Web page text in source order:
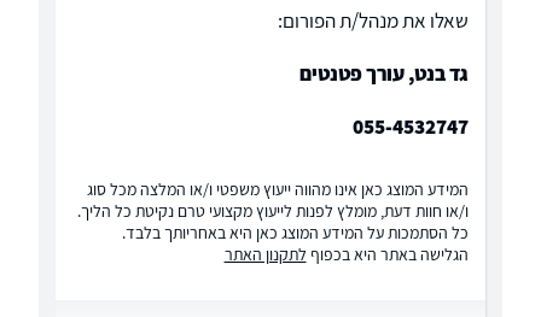
שאלו את מנהל/ת הפורום:
גד בנט, עורך פטנטים
055-4532747
המידע המוצג כאן אינו מהווה ייעוץ משפטי ו/או המלצה מכל סוג
ו/או חוות דעת, מומלץ לפנות לייעוץ מקצועי טרם נקיטת כל הליך.
כל הסתמכות על המידע המוצג כאן היא באחריותך בלבד.
הגלישה באתר היא בכפוף לתקנון האתר